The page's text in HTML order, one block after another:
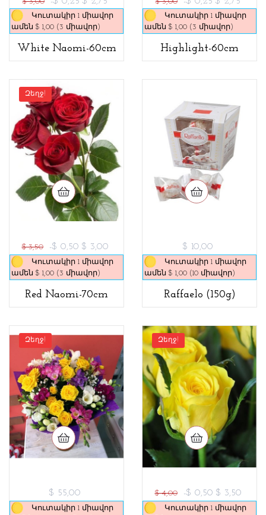
Կուտակիր 1 միավոր
ամեն $ 1,00 (3 միավոր)
White Naomi-60cm
Կուտակիր 1 միավոր
ամեն $ 1,00 (3 միավոր)
Highlight-60cm
Զեղջ!
$ 3,50 -$ 0,50 $ 3,00
Կուտակիր 1 միավոր
ամեն $ 1,00 (3 միավոր)
Red Naomi-70cm
$ 10,00
Կուտակիր 1 միավոր
ամեն $ 1,00 (10 միավոր)
Raffaelo (150g)
Զեղջ!
$ 55,00
Կուտակիր 1 միավոր
Զեղջ!
$ 4,00 -$ 0,50 $ 3,50
Կուտակիր 1 միավոր